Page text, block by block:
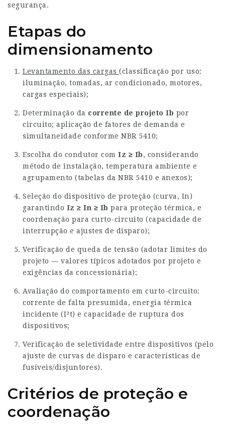
segurança.
Etapas do
dimensionamento
Levantamento das cargas (classificação por uso:
iluminação, tomadas, ar condicionado, motores,
cargas especiais);
Determinação da corrente de projeto Ib por
circuito; aplicação de fatores de demanda e
simultaneidade conforme NBR 5410;
Escolha do condutor com Iz ≥ Ib, considerando
método de instalação, temperatura ambiente e
agrupamento (tabelas da NBR 5410 e anexos);
Seleção do dispositivo de proteção (curva, In)
garantindo Iz ≥ In ≥ Ib para proteção térmica, e
coordenação para curto-circuito (capacidade de
interrupção e ajustes de disparo);
Verificação de queda de tensão (adotar limites do
projeto — valores típicos adotados por projeto e
exigências da concessionária);
Avaliação do comportamento em curto-circuito:
corrente de falta presumida, energia térmica
incidente (I²t) e capacidade de ruptura dos
dispositivos;
Verificação de seletividade entre dispositivos (pelo
ajuste de curvas de disparo e características de
fusíveis/disjuntores).
Critérios de proteção e
coordenação